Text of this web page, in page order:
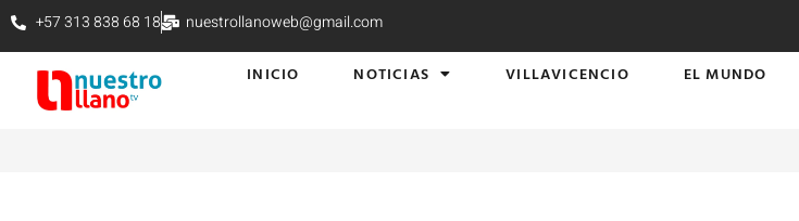
+57 313 838 68 18 nuestrollanoweb@gmail.com
INICIO NOTICIAS VILLAVICENCIO EL MUNDO